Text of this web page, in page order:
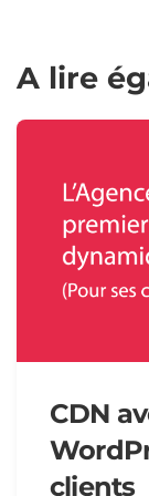
A lire
CDN
clients